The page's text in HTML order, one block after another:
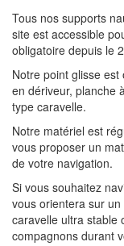
Tous nos supports
site est accessible
obligatoire depuis le
Notre point glisse
en dériveur, planche
type caravelle.
Notre matériel est
vous proposer un
de votre navigation.
Si vous souhaitez
vous orientera sur
caravelle ultra stable
compagnons durant